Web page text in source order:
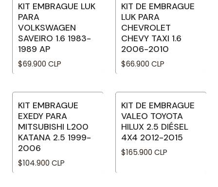
KIT EMBRAGUE LUK
PARA
VOLKSWAGEN
SAVEIRO 1.6 1983-
1989 AP
$69.900 CLP
KIT DE EMBRAGUE
LUK PARA
CHEVROLET
CHEVY TAXI 1.6
2006-2010
$66.900 CLP
No disponible
KIT EMBRAGUE
EXEDY PARA
MITSUBISHI L200
KATANA 2.5 1999-
2006
$104.900 CLP
KIT DE EMBRAGUE
VALEO TOYOTA
HILUX 2.5 DIÉSEL
4X4 2012-2015
$165.900 CLP